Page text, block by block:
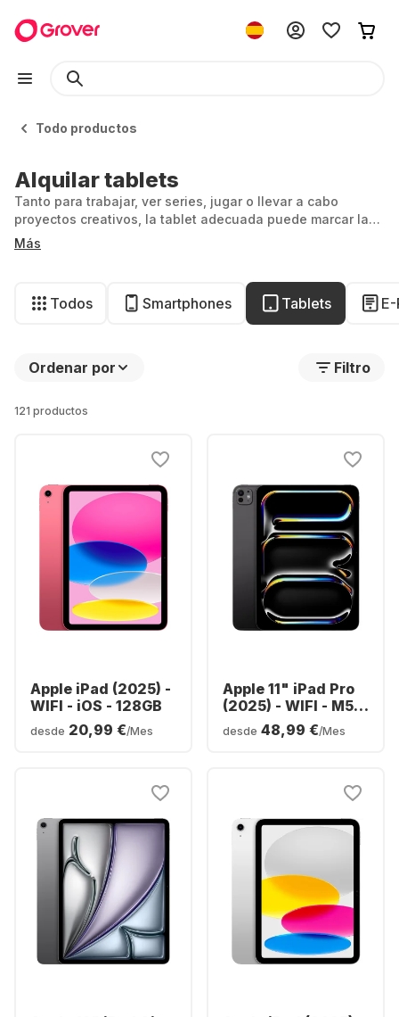
Todo productos
Alquilar tablets
Tanto para trabajar, ver series, jugar o llevar a cabo
proyectos creativos, la tablet adecuada puede marcar la
diferencia. Con Grover, puedes alquilar exactamente la
tablet que mejor se adapte a tus necesidades.
Más
Todos Smartphones Tablets
Ordenar por Filtro
121 productos
Apple iPad (2025) -
WIFI - iOS - 128GB
desde 20,99 €/Mes
Apple 11" iPad Pro
(2025) - WIFI - M5 -
256GB
desde 48,99 €/Mes